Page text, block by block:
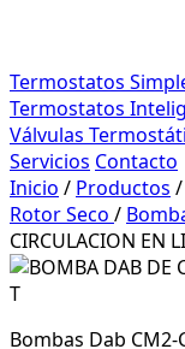
Termostatos
Termostatos
Válvulas
Servicios Contacto
Inicio / Productos /
Rotor Seco /
CIRCULACION EN
Bombas Dab CM2-